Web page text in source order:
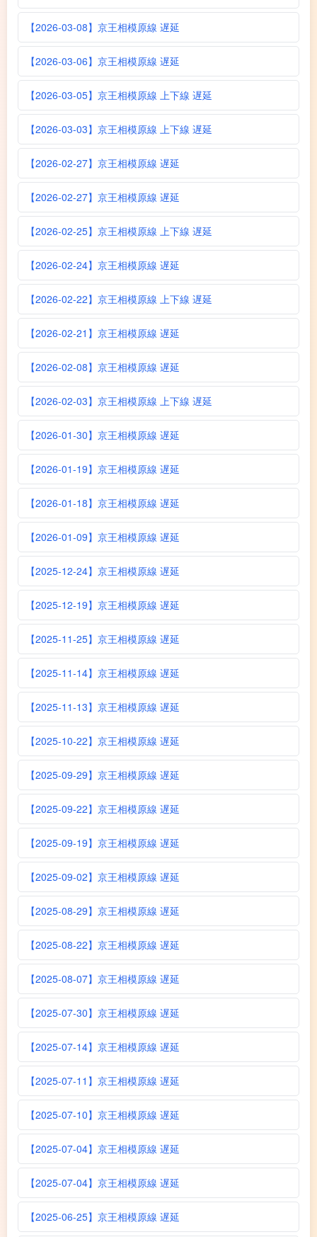
【2026-03-08】京王相模原線 遅延
【2026-03-06】京王相模原線 遅延
【2026-03-05】京王相模原線 上下線 遅延
【2026-03-03】京王相模原線 上下線 遅延
【2026-02-27】京王相模原線 遅延
【2026-02-27】京王相模原線 遅延
【2026-02-25】京王相模原線 上下線 遅延
【2026-02-24】京王相模原線 遅延
【2026-02-22】京王相模原線 上下線 遅延
【2026-02-21】京王相模原線 遅延
【2026-02-08】京王相模原線 遅延
【2026-02-03】京王相模原線 上下線 遅延
【2026-01-30】京王相模原線 遅延
【2026-01-19】京王相模原線 遅延
【2026-01-18】京王相模原線 遅延
【2026-01-09】京王相模原線 遅延
【2025-12-24】京王相模原線 遅延
【2025-12-19】京王相模原線 遅延
【2025-11-25】京王相模原線 遅延
【2025-11-14】京王相模原線 遅延
【2025-11-13】京王相模原線 遅延
【2025-10-22】京王相模原線 遅延
【2025-09-29】京王相模原線 遅延
【2025-09-22】京王相模原線 遅延
【2025-09-19】京王相模原線 遅延
【2025-09-02】京王相模原線 遅延
【2025-08-29】京王相模原線 遅延
【2025-08-22】京王相模原線 遅延
【2025-08-07】京王相模原線 遅延
【2025-07-30】京王相模原線 遅延
【2025-07-14】京王相模原線 遅延
【2025-07-11】京王相模原線 遅延
【2025-07-10】京王相模原線 遅延
【2025-07-04】京王相模原線 遅延
【2025-07-04】京王相模原線 遅延
【2025-06-25】京王相模原線 遅延